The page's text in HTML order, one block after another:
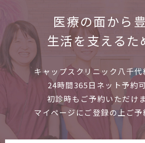
医療の面から
生活を支えるた
キャップスクリニック八千代
24時間365日ネット予約可
初診時もご予約いただけ
マイページにご登録の上ご